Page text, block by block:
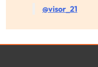
@visor_21